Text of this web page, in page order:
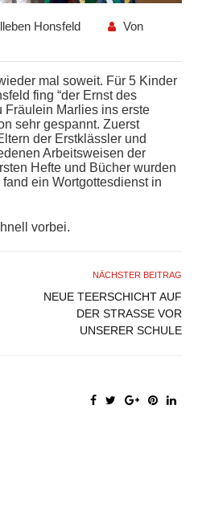
Honsfeld
Von
mal soweit. Für 5 Kinder
fing “der Ernst des
Fräulein Marlies ins erste
sehr gespannt. Zuerst
der Erstklässler und
Arbeitsweisen der
Hefte und Bücher wurden
ein Wortgottesdienst in
vorbei.
NÄCHSTER BEITRAG
NEUE TEERSCHICHT AUF
DER STRASSE VOR U
NSERER SCHULE